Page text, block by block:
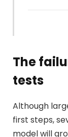
The
tests
Although
first steps,
model will